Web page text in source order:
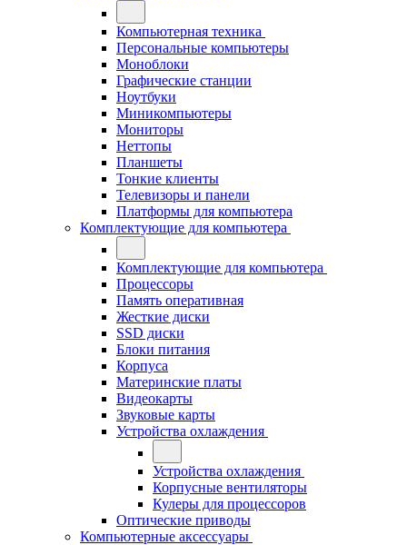
Компьютерная техника
Персональные компьютеры
Моноблоки
Графические станции
Ноутбуки
Миникомпьютеры
Мониторы
Неттопы
Планшеты
Тонкие клиенты
Телевизоры и панели
Платформы для компьютера
Комплектующие для компьютера
Комплектующие для компьютера
Процессоры
Память оперативная
Жесткие диски
SSD диски
Блоки питания
Корпуса
Материнские платы
Видеокарты
Звуковые карты
Устройства охлаждения
Устройства охлаждения
Корпусные вентиляторы
Кулеры для процессоров
Оптические приводы
Компьютерные аксессуары